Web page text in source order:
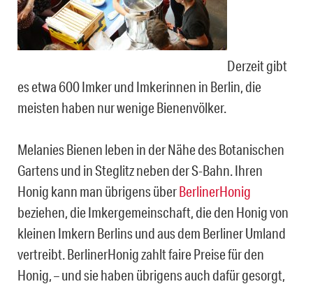
Derzeit gibt
es etwa 600 Imker und Imkerinnen in Berlin, die
meisten haben nur wenige Bienenvölker.
Melanies Bienen leben in der Nähe des Botanischen
Gartens und in Steglitz neben der S-Bahn. Ihren
Honig kann man übrigens überBerlinerHonig
beziehen, die Imkergemeinschaft, die den Honig von
kleinen Imkern Berlins und aus dem Berliner Umland
vertreibt. BerlinerHonig zahlt faire Preise für den
Honig, – und sie haben übrigens auch dafür gesorgt,